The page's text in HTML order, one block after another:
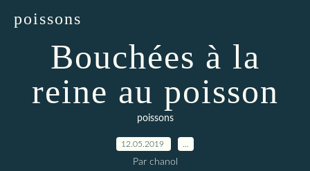
poissons
Bouchées à la
reine au poisson
poissons
12.05.2019
Par chanol